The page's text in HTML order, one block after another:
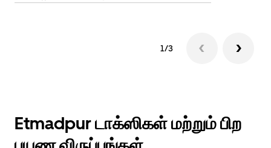
1/3
Etmadpur டாக்ஸிகள் மற்றும் பிற